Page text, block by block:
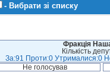
- Вибрати зі списку
Фракція
Кількість
За:91 Проти:0 Утрималися:0
Не голосував